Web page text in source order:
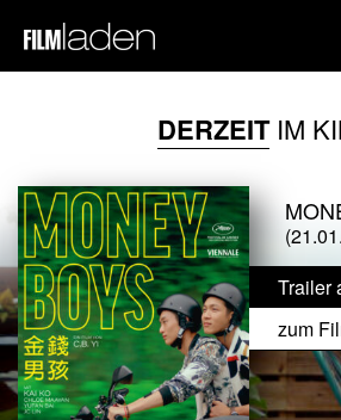
DERZEITIM
Trailer
zum